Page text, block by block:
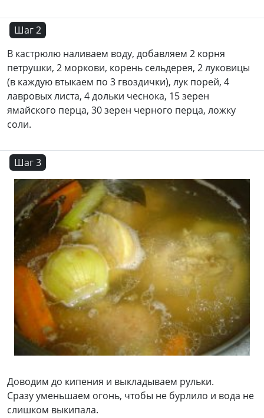
Шаг 2
В кастрюлю наливаем воду, добавляем 2 корня
петрушки, 2 моркови, корень сельдерея, 2 луковицы
(в каждую втыкаем по 3 гвоздички), лук порей, 4
лавровых листа, 4 дольки чеснока, 15 зерен
ямайского перца, 30 зерен черного перца, ложку
соли.
Шаг 3
Доводим до кипения и выкладываем рульки.
Сразу уменьшаем огонь, чтобы не бурлило и вода не
слишком выкипала.